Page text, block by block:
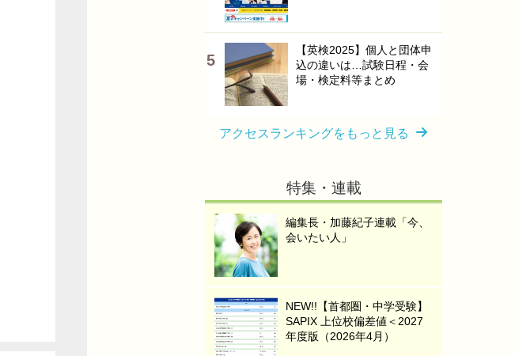
【英検2025】個人と団体申
込の違いは…試験日程・会
場・検定料等まとめ
アクセスランキングをもっと見る
特集・連載
編集長・加藤紀子連載「今、
会いたい人」
NEW!!【首都圏・中学受験】
SAPIX 上位校偏差値＜2027
年度版（2026年4月）